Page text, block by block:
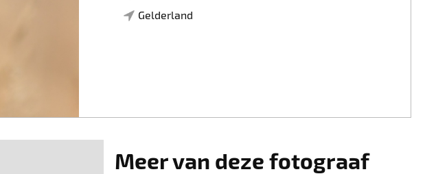
Gelderland
Meer van deze fotograaf